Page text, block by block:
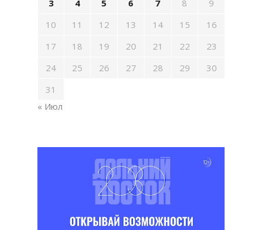
3
4 5 6 7 8
9
10
11 12 13 14 15
16
17
18 19 20 21 22
23
24
25 26 27 28 29
30
31
« Июл